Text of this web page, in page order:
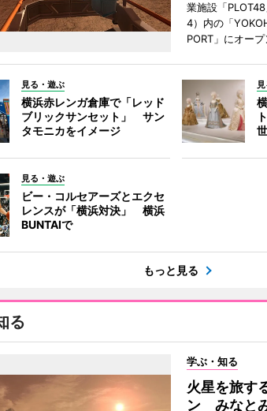
業施設「
4）内の「
PORT」にオープ
見る・遊ぶ
横浜赤レンガ倉庫で「レッド
ブリックサンセット」 サン
タモニカをイメージ
見る・遊ぶ
ビー・コルセアーズとエクセ
レンスが「横浜対決」 横浜
BUNTAIで
もっと見る
る
学ぶ・知る
火星を旅す
ン みなと